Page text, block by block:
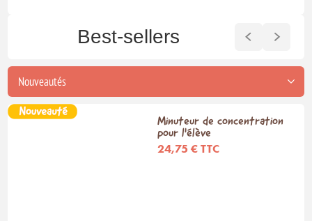
Best-sellers
Minuteur de concentration
pour l'élève
24,75 € TTC